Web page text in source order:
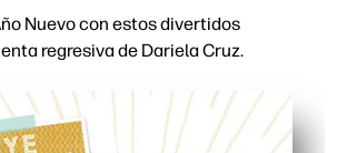
Nuevo con estos divertidos
regresiva de Dariela Cruz.
preparación: solo tienes que imprimir,
niños ocupados: dejas que los niños